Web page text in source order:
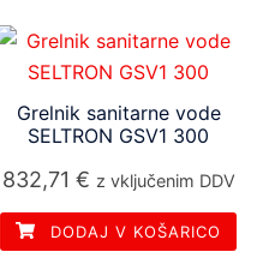
Grelnik sanitarne vode
SELTRON GSV1 300
832,71 € z vključenim DDV
DODAJ V KOŠARICO